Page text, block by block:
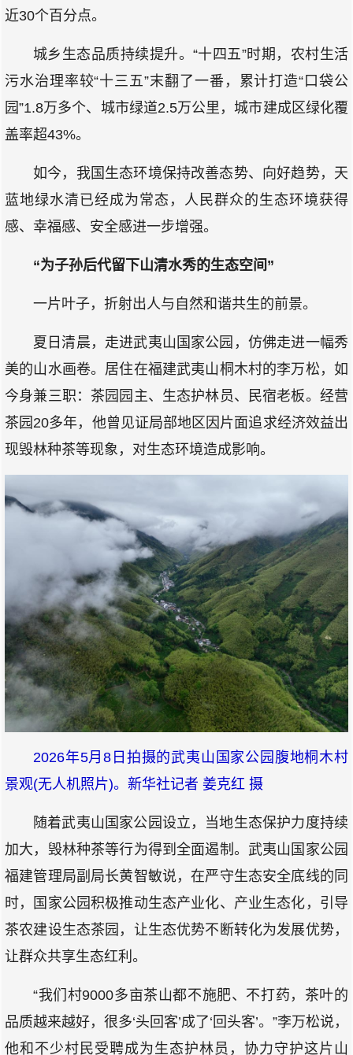
近30个百分点。
城乡生态品质持续提升。“十四五”时期，农村生活
污水治理率较“十三五”末翻了一番，累计打造“口袋公
园”1.8万多个、城市绿道2.5万公里，城市建成区绿化覆
盖率超43%。
如今，我国生态环境保持改善态势、向好趋势，天
蓝地绿水清已经成为常态，人民群众的生态环境获得
感、幸福感、安全感进一步增强。
“为子孙后代留下山清水秀的生态空间”
一片叶子，折射出人与自然和谐共生的前景。
夏日清晨，走进武夷山国家公园，仿佛走进一幅秀
美的山水画卷。居住在福建武夷山桐木村的李万松，如
今身兼三职：茶园园主、生态护林员、民宿老板。经营
茶园20多年，他曾见证局部地区因片面追求经济效益出
现毁林种茶等现象，对生态环境造成影响。
2026年5月8日拍摄的武夷山国家公园腹地桐木村
景观(无人机照片)。新华社记者 姜克红 摄
随着武夷山国家公园设立，当地生态保护力度持续
加大，毁林种茶等行为得到全面遏制。武夷山国家公园
福建管理局副局长黄智敏说，在严守生态安全底线的同
时，国家公园积极推动生态产业化、产业生态化，引导
茶农建设生态茶园，让生态优势不断转化为发展优势，
让群众共享生态红利。
“我们村9000多亩茶山都不施肥、不打药，茶叶的
品质越来越好，很多‘头回客’成了‘回头客’。”李万松说，
他和不少村民受聘成为生态护林员，协力守护这片山